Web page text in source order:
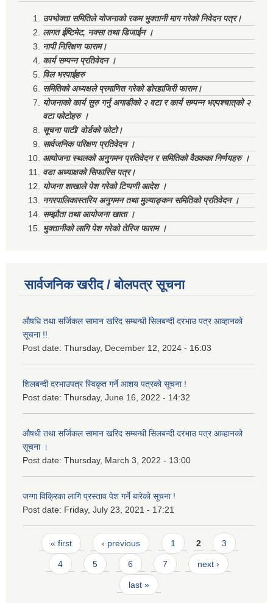
उपभोक्ता समितिले योजनाको रकम भुक्तानी माग गरेको निवेदन पत्र।
लागत ईष्टिमेट, नक्सा तथा डिजाईन ।
नापी निरिक्षण फाराम।
कार्य सम्पन्न प्रतिवेदन ।
विल भरपाईहरु
समितिको अध्यक्षले प्रमाणित गरेको डोरहाजिरी फाराम।
योजनाको कार्य सुरु गर्नु अगाडीको २ वटा र कार्य सम्पन्न भएपश्चात्‌को २
वटा फोटोहरु ।
सूचना पाटी/ वोर्डको फोटो।
सार्वजनिक परिक्षण प्रतिवेदन ।
आयोजना स्थलको अनुगमन प्रतिवेदन र समितिको वैठकका निर्णयहरु ।
वडा अध्याक्षको सिफारिस पत्र।
योजना शाखाले पेश गरेको टिप्पणी आदेश ।
नगरपालिकास्तरिय अनुगमन तथा मुल्याङ्कन समितिको प्रतिवेदन ।
सम्झौता तथा आयोजना खाता ।
भुक्तानीको लागि पेश गरेको तेरिज फाराम ।
सार्वजनिक खरीद / बोलपत्र सूचना
औषधि तथा सर्जिकल सामान खरिद सम्बन्धी सिलबन्दी दरभाउ पत्र आव्हानको
सूचना !!
Post date: Thursday, December 12, 2024 - 16:03
शिलबन्दी दरभाउपत्र स्विकृत गर्ने आशय पत्रको सूचना !
Post date: Thursday, June 16, 2022 - 14:32
औषधी तथा सर्जिकल सामान खरिद सम्बन्धी सिलबन्दी दरभाउ पत्र आव्हानको
सूचना ।
Post date: Thursday, March 3, 2022 - 13:00
जग्गा विक्रिका लागि प्रस्ताव पेश गर्ने बारेको सूचना !
Post date: Friday, July 23, 2021 - 17:21
Pages
« first ‹ previous 1 2 3
4 5 6 7 next ›
last »